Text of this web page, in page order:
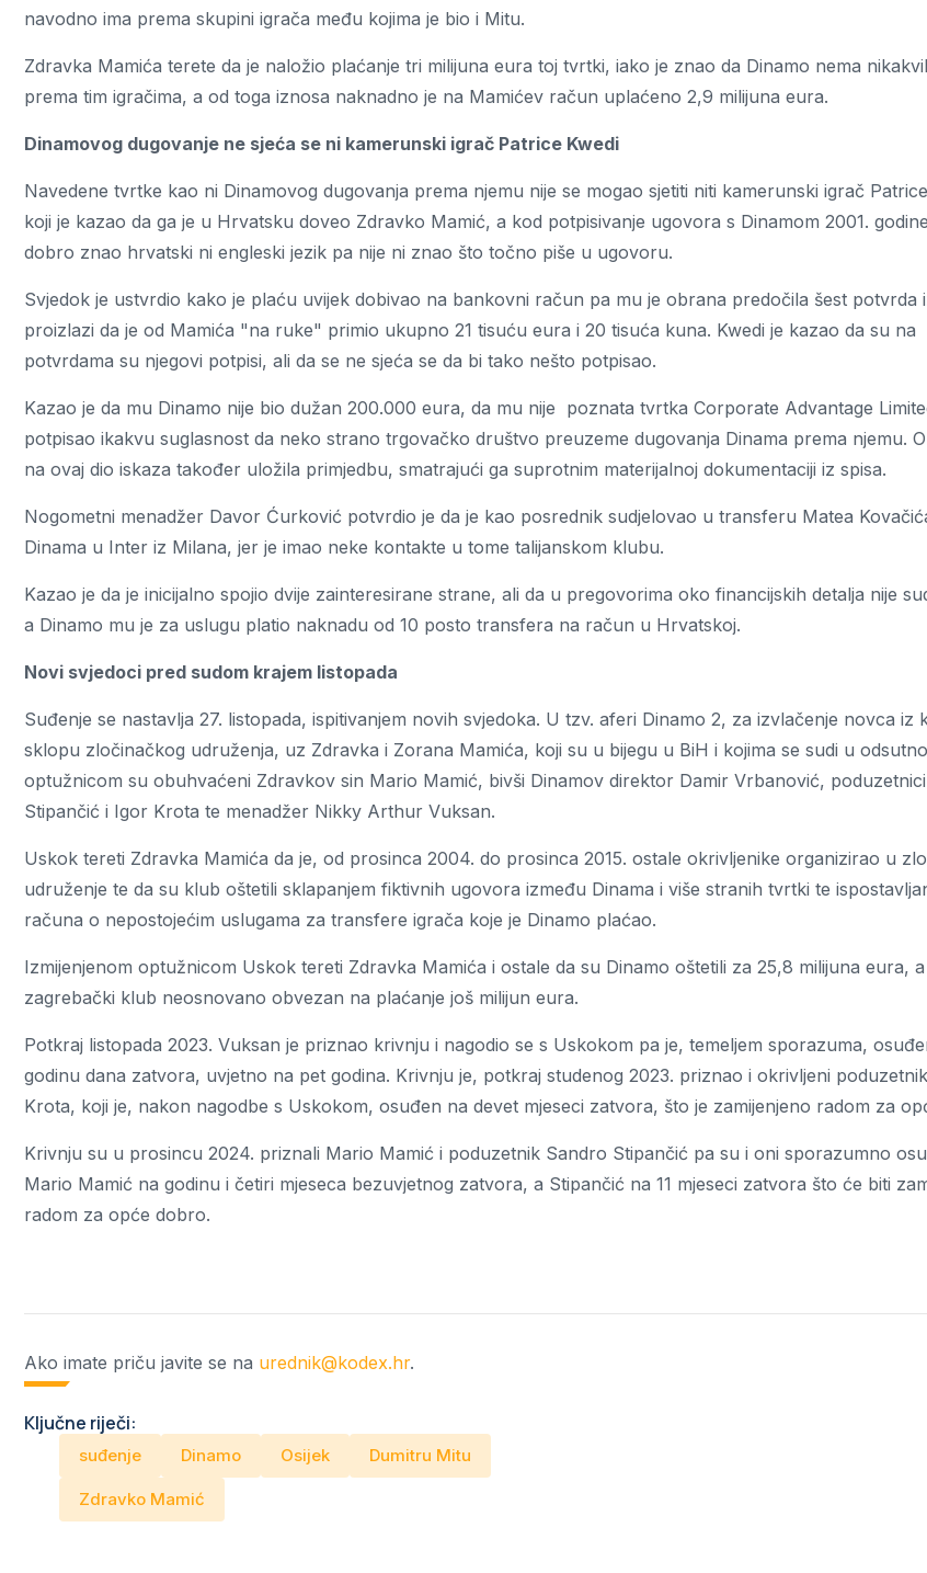
navodno ima prema skupini igrača među kojima je bio i Mitu.
Zdravka Mamića terete da je naložio plaćanje tri milijuna eura toj tvrtki, iako je znao da Dinamo nema
prema tim igračima, a od toga iznosa naknadno je na Mamićev račun uplaćeno 2,9 milijuna eura.
Dinamovog dugovanje ne sjeća se ni kamerunski igrač Patrice Kwedi
Navedene tvrtke kao ni Dinamovog dugovanja prema njemu nije se mogao sjetiti niti kamerunski igrač
koji je kazao da ga je u Hrvatsku doveo Zdravko Mamić, a kod potpisivanje ugovora s Dinamom 2001.
dobro znao hrvatski ni engleski jezik pa nije ni znao što točno piše u ugovoru.
Svjedok je ustvrdio kako je plaću uvijek dobivao na bankovni račun pa mu je obrana predočila šest potvrda
proizlazi da je od Mamića "na ruke" primio ukupno 21 tisuću eura i 20 tisuća kuna. Kwedi je kazao da su na
potvrdama su njegovi potpisi, ali da se ne sjeća se da bi tako nešto potpisao.
Kazao je da mu Dinamo nije bio dužan 200.000 eura, da mu nije poznata tvrtka Corporate Advantage
potpisao ikakvu suglasnost da neko strano trgovačko društvo preuzeme dugovanja Dinama prema njemu.
na ovaj dio iskaza također uložila primjedbu, smatrajući ga suprotnim materijalnoj dokumentaciji iz spisa.
Nogometni menadžer Davor Ćurković potvrdio je da je kao posrednik sudjelovao u transferu Matea
Dinama u Inter iz Milana, jer je imao neke kontakte u tome talijanskom klubu.
Kazao je da je inicijalno spojio dvije zainteresirane strane, ali da u pregovorima oko financijskih detalja nije
a Dinamo mu je za uslugu platio naknadu od 10 posto transfera na račun u Hrvatskoj.
Novi svjedoci pred sudom krajem listopada
Suđenje se nastavlja 27. listopada, ispitivanjem novih svjedoka. U tzv. aferi Dinamo 2, za izvlačenje novca iz
sklopu zločinačkog udruženja, uz Zdravka i Zorana Mamića, koji su u bijegu u BiH i kojima se sudi u
optužnicom su obuhvaćeni Zdravkov sin Mario Mamić, bivši Dinamov direktor Damir Vrbanović,
Stipančić i Igor Krota te menadžer Nikky Arthur Vuksan.
Uskok tereti Zdravka Mamića da je, od prosinca 2004. do prosinca 2015. ostale okrivljenike organizirao u
udruženje te da su klub oštetili sklapanjem fiktivnih ugovora između Dinama i više stranih tvrtki te
računa o nepostojećim uslugama za transfere igrača koje je Dinamo plaćao.
Izmijenjenom optužnicom Uskok tereti Zdravka Mamića i ostale da su Dinamo oštetili za 25,8 milijuna eura, a
zagrebački klub neosnovano obvezan na plaćanje još milijun eura.
Potkraj listopada 2023. Vuksan je priznao krivnju i nagodio se s Uskokom pa je, temeljem sporazuma,
godinu dana zatvora, uvjetno na pet godina. Krivnju je, potkraj studenog 2023. priznao i okrivljeni
Krota, koji je, nakon nagodbe s Uskokom, osuđen na devet mjeseci zatvora, što je zamijenjeno radom za
Krivnju su u prosincu 2024. priznali Mario Mamić i poduzetnik Sandro Stipančić pa su i oni sporazumno
Mario Mamić na godinu i četiri mjeseca bezuvjetnog zatvora, a Stipančić na 11 mjeseci zatvora što će biti
radom za opće dobro.
Ako imate priču javite se na urednik@kodex.hr.
Ključne riječi:
suđenje Dinamo Osijek Dumitru Mitu
Zdravko Mamić